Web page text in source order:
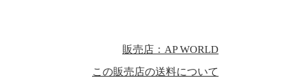
販売店：AP WORLD
この販売店の送料について